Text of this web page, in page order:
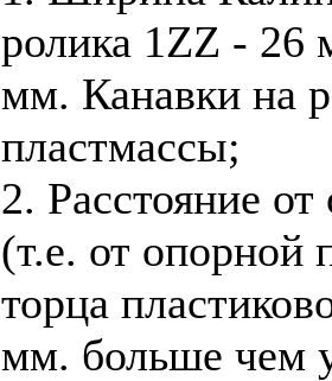
ролика 1ZZ -
мм. Канавки на
пластмассы;
2. Расстояние
(т.е. от опорной
торца
мм. больше чем